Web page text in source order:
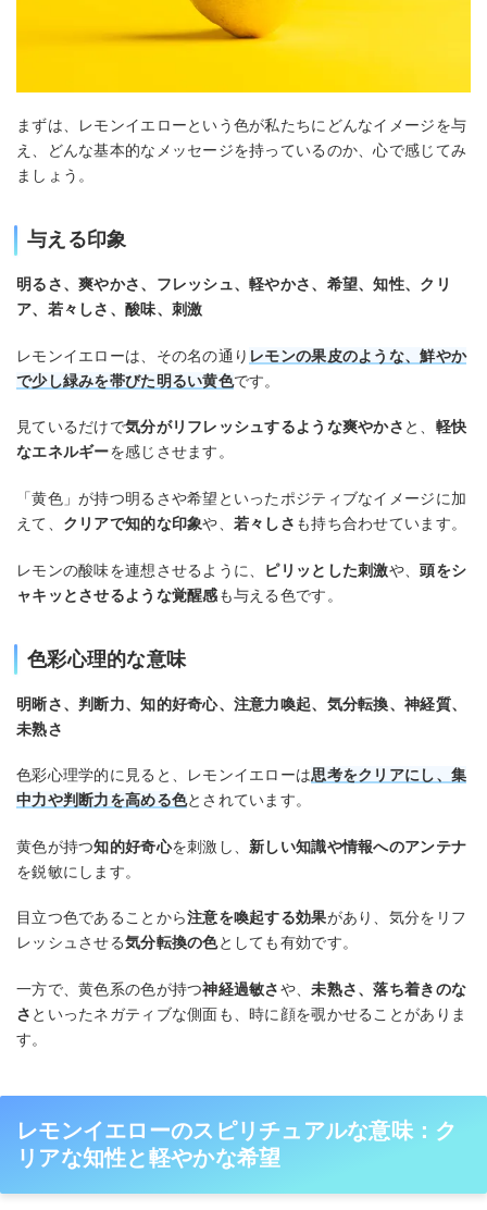
まずは、レモンイエローという色が私たちにどんなイメージを与
え、どんな基本的なメッセージを持っているのか、心で感じてみ
ましょう。
与える印象
明るさ、爽やかさ、フレッシュ、軽やかさ、希望、知性、クリ
ア、若々しさ、酸味、刺激
レモンイエローは、その名の通り レモンの果皮のような、鮮やか
で少し緑みを帯びた明るい黄色です。
見ているだけで気分がリフレッシュするような爽やかさ と、 軽快
なエネルギーを感じさせます。
「黄色」が持つ明るさや希望といったポジティブなイメージに加
えて、 クリアで知的な印象や、 若々しさ も持ち合わせています。
レモンの酸味を連想させるように、 ピリッとした刺激や、頭をシ
ャキッとさせるような覚醒感も与える色です。
色彩心理的な意味
明晰さ、判断力、知的好奇心、注意力喚起、気分転換、神経質、
未熟さ
色彩心理学的に見ると、レモンイエローは思考をクリアにし、集
中力や判断力を高める色とされています。
黄色が持つ知的好奇心を刺激し、 新しい知識や情報へのアンテナ
を鋭敏にします。
目立つ色であることから注意を喚起する効果があり、気分をリフ
レッシュさせる気分転換の色としても有効です。
一方で、黄色系の色が持つ神経過敏さや、未熟さ、落ち着きのな
さ といったネガティブな側面も、時に顔を覗かせることがありま
す。
レモンイエローのスピリチュアルな意味：ク
リアな知性と軽やかな希望